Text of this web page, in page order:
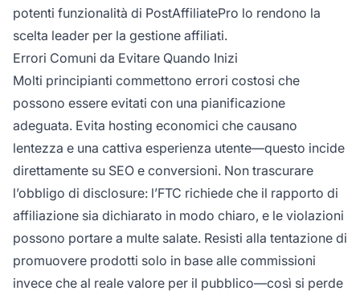
potenti funzionalità di PostAffiliatePro lo rendono la
scelta leader per la gestione affiliati.
Errori Comuni da Evitare Quando Inizi
Molti principianti commettono errori costosi che
possono essere evitati con una pianificazione
adeguata. Evita hosting economici che causano
lentezza e una cattiva esperienza utente—questo incide
direttamente su SEO e conversioni. Non trascurare
l’obbligo di disclosure: l’FTC richiede che il rapporto di
affiliazione sia dichiarato in modo chiaro, e le violazioni
possono portare a multe salate. Resisti alla tentazione di
promuovere prodotti solo in base alle commissioni
invece che al reale valore per il pubblico—così si perde